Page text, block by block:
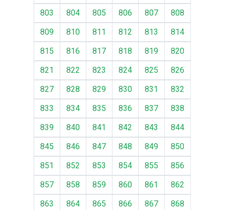
803 804 805 806 807
808
809
810 811 812 813
814
815
816 817 818 819
820
821
822 823 824 825
826
827
828 829 830 831
832
833
834 835 836 837
838
839
840 841 842 843
844
845
846 847 848 849
850
851
852 853 854 855
856
857
858 859 860 861
862
863
864 865 866 867
868